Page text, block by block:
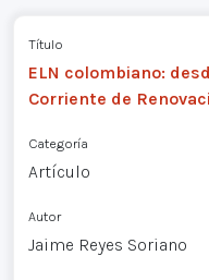
Título
ELN colombiano:
Corriente de
Categoría
Artículo
Autor
Jaime Reyes Soriano